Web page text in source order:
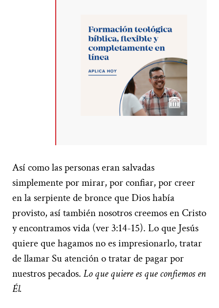
Así como las personas eran salvadas
simplemente por mirar, por confiar, por creer
en la serpiente de bronce que Dios había
provisto, así también nosotros creemos en Cristo
y encontramos vida (ver 3:14-15). Lo que Jesús
quiere que hagamos no es impresionarlo, tratar
de llamar Su atención o tratar de pagar por
nuestros pecados. Lo que quiere es que confiemos en
Él.